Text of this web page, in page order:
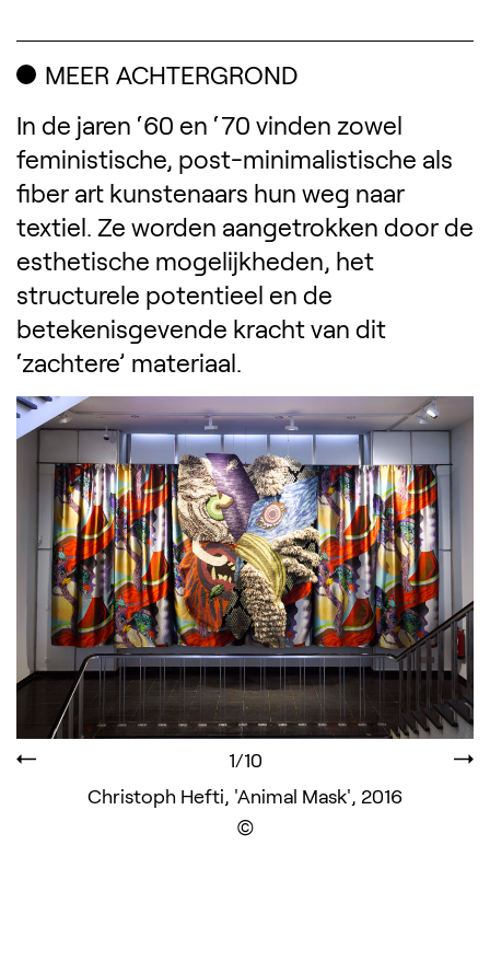
MEER ACHTERGROND
In de jaren ‘60 en ‘70 vinden zowel
feministische, post-minimalistische als
fiber art kunstenaars hun weg naar
textiel. Ze worden aangetrokken door de
esthetische mogelijkheden, het
structurele potentieel en de
betekenisgevende kracht van dit
‘zachtere’ materiaal.
Christoph Hefti, 'Animal Mask', 2016
1/10